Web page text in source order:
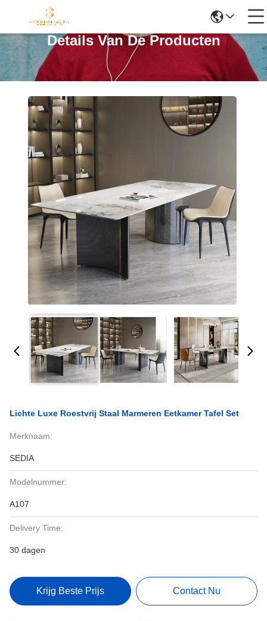
Details Van De Producten
Lichte Luxe Roestvrij Staal Marmeren Eetkamer Tafel Set
Merknaam:
SEDIA
Modelnummer:
A107
Delivery Time:
30 dagen
Krijg Beste Prijs Contact Nu